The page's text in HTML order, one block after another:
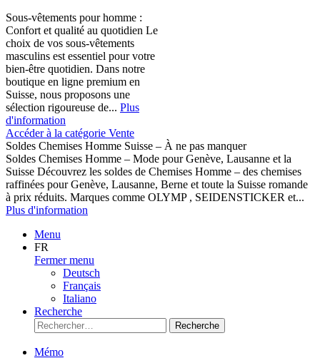
Sous-vêtements pour homme :
Confort et qualité au quotidien Le
choix de vos sous-vêtements
masculins est essentiel pour votre
bien-être quotidien. Dans notre
boutique en ligne premium en
Suisse, nous proposons une
sélection rigoureuse de... Plus
d'information
Accéder à la catégorie Vente
Soldes Chemises Homme Suisse – À ne pas manquer
Soldes Chemises Homme – Mode pour Genève, Lausanne et la
Suisse Découvrez les soldes de Chemises Homme – des chemises
raffinées pour Genève, Lausanne, Berne et toute la Suisse romande
à prix réduits. Marques comme OLYMP , SEIDENSTICKER et...
Plus d'information
Menu
FR
Fermer menu
Deutsch
Français
Italiano
Recherche
Recherche
Mémo